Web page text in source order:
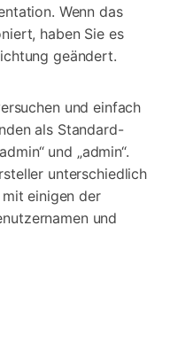
Wenn das
haben Sie es
geändert.
und einfach
als Standard-
und „admin“.
unterschiedlich
einigen der
und